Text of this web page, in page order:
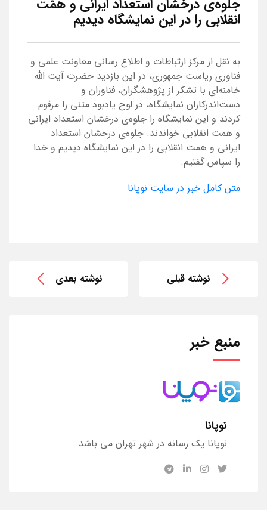
جلوه‌ی درخشان استعداد ایرانی و همّت
انقلابی را در این نمایشگاه دیدیم
به نقل از مرکز ارتباطات و اطلاع رسانی معاونت علمی و
فناوری ریاست جمهوری، در این بازدید حضرت آیت الله
خامنه‌ای با تشکر از پژوهشگران، فناوران و
دست‌اندرکاران نمایشگاه، در لوح یادبود متنی را مرقوم
کردند و این نمایشگاه را جلوه‌ی درخشان استعداد ایرانی
و همت انقلابی خواندند. جلوه‌ی درخشان استعداد
ایرانی و همت انقلابی را در این نمایشگاه دیدیم و خدا
را سپاس گفتیم.
متن کامل خبر در سایت نوپانا
نوشته قبلی نوشته بعدی
منبع خبر
نوپانا
نوپانا یک رسانه در شهر تهران می باشد